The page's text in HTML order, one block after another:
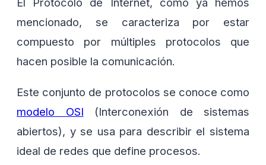
mencionado, se caracteriza por estar
compuesto por múltiples protocolos que
hacen posible la comunicación.
Este conjunto de protocolos se conoce como
modelo OSI (Interconexión de sistemas
abiertos), y se usa para describir el sistema
ideal de redes que define procesos.